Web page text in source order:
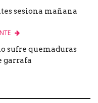
sesiona mañana
sufre quemaduras
garrafa